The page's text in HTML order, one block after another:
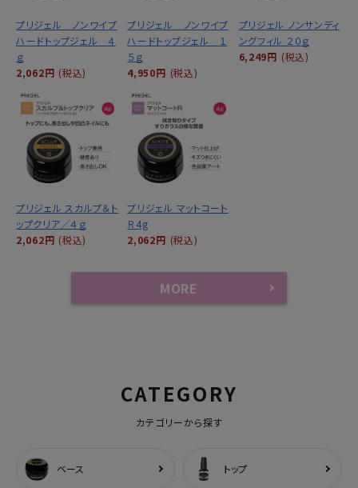
プリジェル ノンワイプ
ハードトップジェル ４
ｇ
2,062円 (税込)
プリジェル ノンワイプ
ハードトップジェル １
５ｇ
4,950円 (税込)
プリジェル ノンサンディ
ングフィル ２０ｇ
6,249円 (税込)
プリジェル スカルプ＆ト
ップクリア／４ｇ
2,062円 (税込)
プリジェル マットコート
Ｒ4g
2,062円 (税込)
MORE
CATEGORY
カテゴリーから探す
ベース トップ